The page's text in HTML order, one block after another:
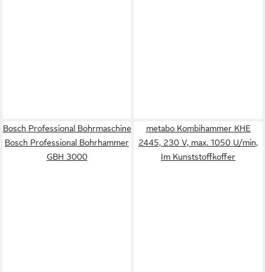
Bosch Professional Bohrmaschine
Bosch Professional Bohrhammer
GBH 3000
metabo Kombihammer KHE
2445, 230 V, max. 1050 U/min,
Im Kunststoffkoffer